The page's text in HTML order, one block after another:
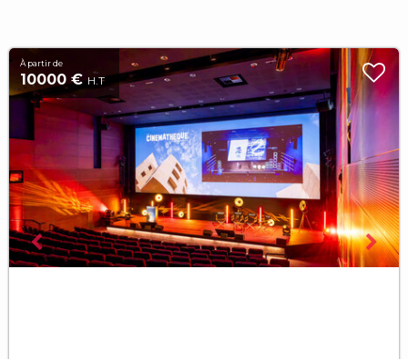
À partir de
10000 €H.T